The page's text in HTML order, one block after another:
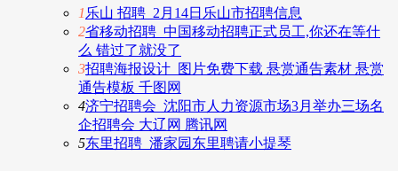
1 乐山 招聘_2月14日乐山市招聘信息
2省移动招聘_中国移动招聘正式员工,你还在等什
么 错过了就没了
3招聘海报设计_图片免费下载 悬赏通告素材 悬赏
通告模板 千图网
4济宁招聘会_沈阳市人力资源市场3月举办三场名
企招聘会 大辽网 腾讯网
5东里招聘_潘家园东里聘请小提琴